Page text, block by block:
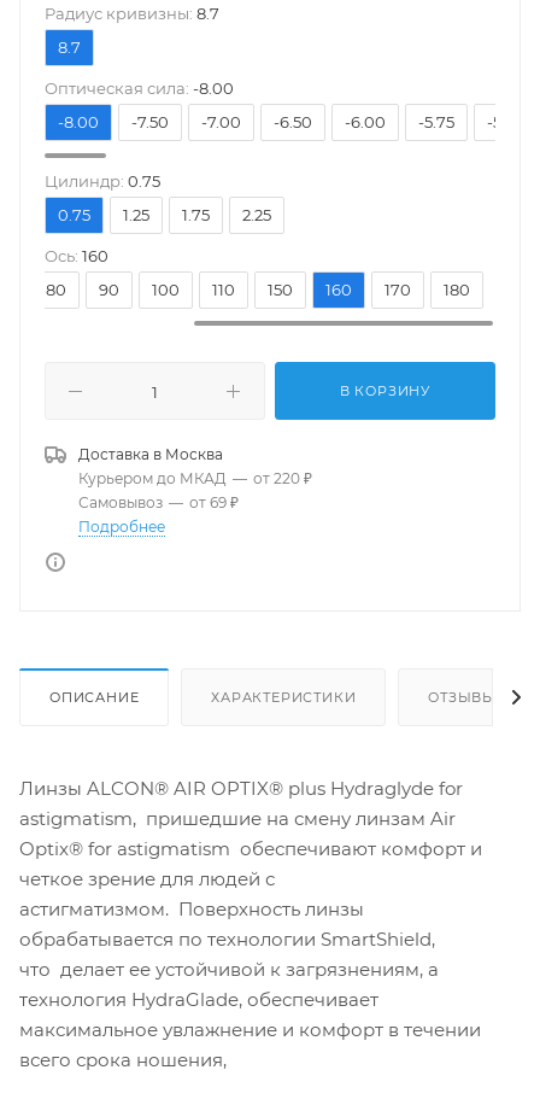
Pадиус кривизны: 8.7
8.7
Оптическая сила: -8.00
-8.00
-7.50 -7.00 -6.50 -6.00 -5.75 -5.50
Цилиндр: 0.75
0.75
1.25 1.75 2.25
Ось: 160
80 90 100 110 150 160 170 180
В КОРЗИНУ
Доставка в Москва
Курьером до МКАД — от 220 ₽
Самовывоз — от 69 ₽
Подробнее
ОПИСАНИЕ ХАРАКТЕРИСТИКИ ОТЗЫВЫ
Линзы ALCON® AIR OPTIX® plus Hydraglyde for
astigmatism, пришедшие на смену линзам Air
Optix® for astigmatism обеспечивают комфорт и
четкое зрение для людей с
астигматизмом. Поверхность линзы
обрабатывается по технологии SmartShield,
что делает ее устойчивой к загрязнениям, а
технология HydraGlade, обеспечивает
максимальное увлажнение и комфорт в течении
всего срока ношения,